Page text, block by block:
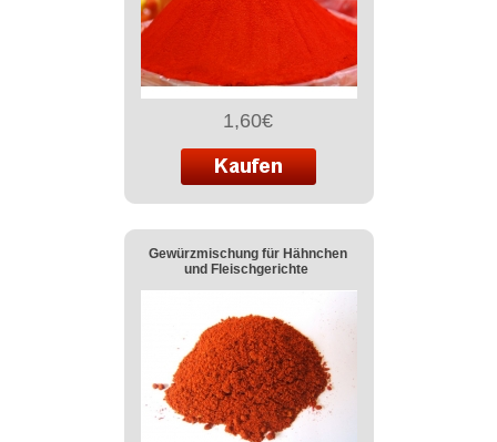
1,60€
Gewürzmischung für Hähnchen
und Fleischgerichte